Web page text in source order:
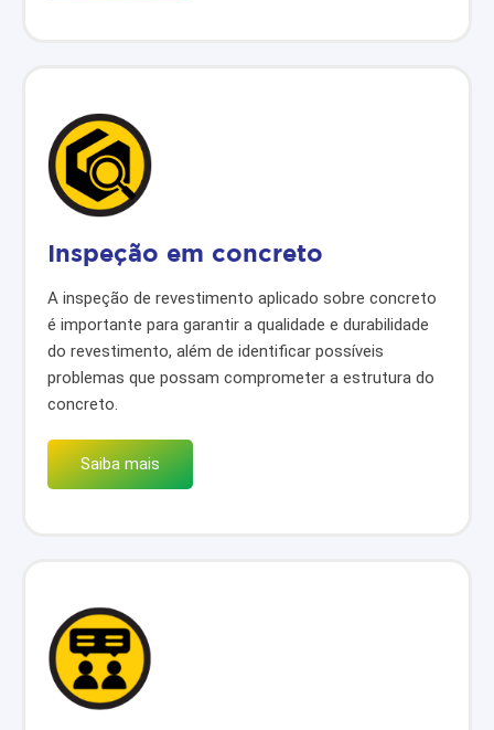
Inspeção em concreto
A inspeção de revestimento aplicado sobre concreto
é importante para garantir a qualidade e durabilidade
do revestimento, além de identificar possíveis
problemas que possam comprometer a estrutura do
concreto.
Saiba mais